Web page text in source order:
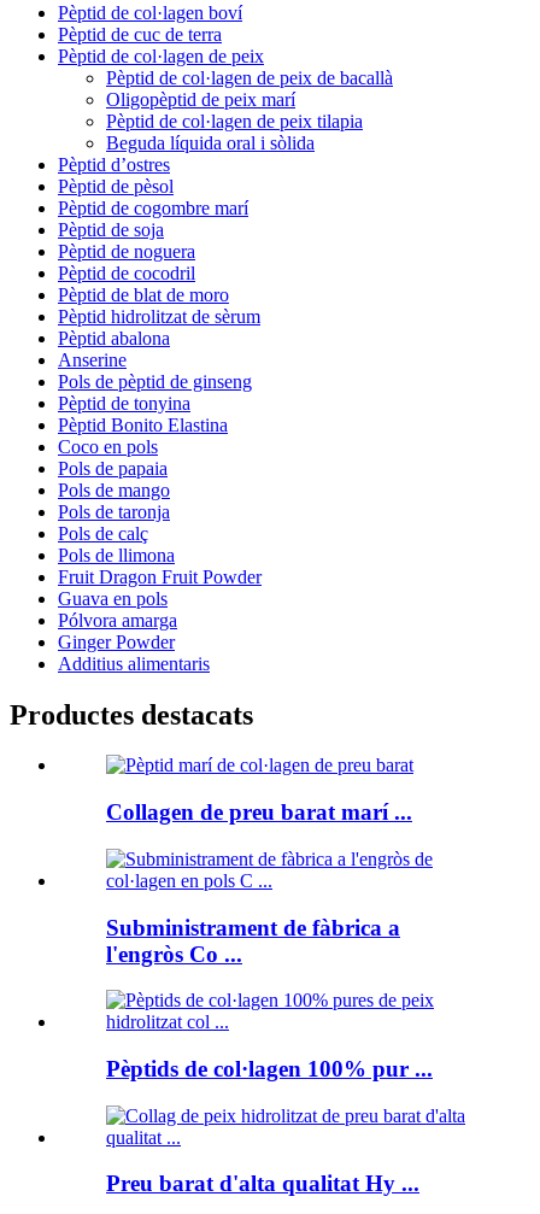
Pèptid de col·lagen boví
Pèptid de cuc de terra
Pèptid de col·lagen de peix
Pèptid de col·lagen de peix de bacallà
Oligopèptid de peix marí
Pèptid de col·lagen de peix tilapia
Beguda líquida oral i sòlida
Pèptid d’ostres
Pèptid de pèsol
Pèptid de cogombre marí
Pèptid de soja
Pèptid de noguera
Pèptid de cocodril
Pèptid de blat de moro
Pèptid hidrolitzat de sèrum
Pèptid abalona
Anserine
Pols de pèptid de ginseng
Pèptid de tonyina
Pèptid Bonito Elastina
Coco en pols
Pols de papaia
Pols de mango
Pols de taronja
Pols de calç
Pols de llimona
Fruit Dragon Fruit Powder
Guava en pols
Pólvora amarga
Ginger Powder
Additius alimentaris
Productes destacats
Collagen de preu barat marí ...
Subministrament de fàbrica a
l'engròs Co ...
Pèptids de col·lagen 100% pur ...
Preu barat d'alta qualitat Hy ...